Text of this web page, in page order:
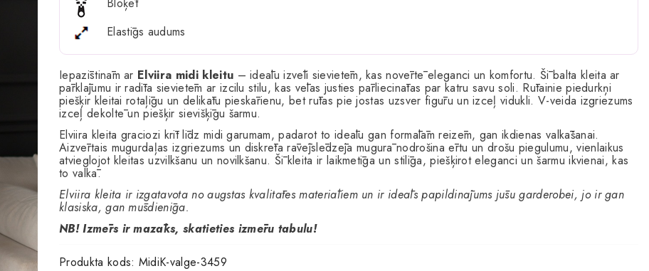
Elastīgs audums
Iepazīstinām ar Elviira midi kleitu – ideālu izvēli sievietēm, kas novērtē eleganci un komfortu. Šī balta kleita ar
pārklājumu ir radīta sievietēm ar izcilu stilu, kas vēlas justies pārliecinātas par katru savu soli. Rūtainie piedurkņi
piešķir kleitai rotaļīgu un delikātu pieskārienu, bet rūtas pie jostas uzsver figūru un izceļ vidukli. V-veida izgriezums
izceļ dekoltē un piešķir sievišķīgu šarmu.
Elviira kleita graciozi krīt līdz midi garumam, padarot to ideālu gan formālām reizēm, gan ikdienas valkāšanai.
Aizvērtais mugurdaļas izgriezums un diskrēta rāvējslēdzēja mugurā nodrošina ērtu un drošu piegulumu, vienlaikus
atvieglojot kleitas uzvilkšanu un novilkšanu. Šī kleita ir laikmetīga un stilīga, piešķirot eleganci un šarmu ikvienai, kas
to valkā.
Elviira kleita ir izgatavota no augstas kvalitātes materiāliem un ir ideāls papildinājums jūsu garderobei, jo ir gan
klasiska, gan mūsdienīga.
NB! Izmērs ir mazāks, skatieties izmēru tabulu!
Produkta kods: MidiK-valge-3459